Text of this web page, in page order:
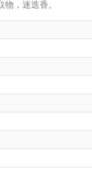
，迷迭香。